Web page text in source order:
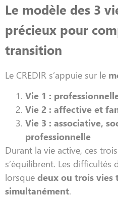
Le modèle des 3
précieux pour
transition
Le CREDIR s’appuie sur le
Vie 1 :
Vie 2 : affective et
Vie 3 : associative,
professionnelle
Durant la vie active, ces
s’équilibrent. Les difficultés
lorsque deux ou trois vies
simultanément.